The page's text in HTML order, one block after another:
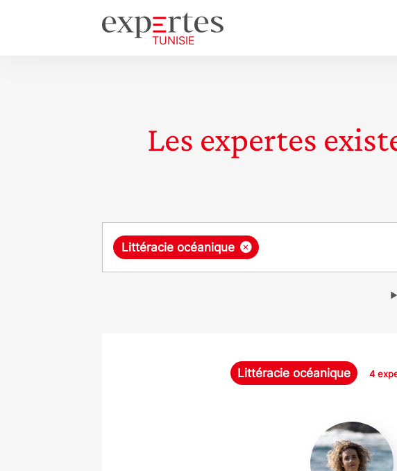
Les expertes
Requête ×
Littéracie océanique
Littéracie océanique 4
Marilou
Suc